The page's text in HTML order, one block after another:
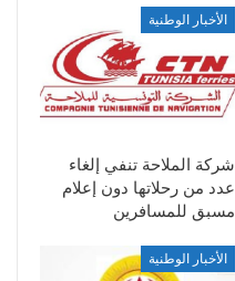
الأخبار الوطنية
شركة الملاحة تنفي إلغاء
عدد من رحلاتها دون إعلام
مسبق للمسافرين
الأخبار الوطنية